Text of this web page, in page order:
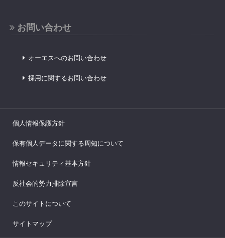
お問い合わせ
オーエスへのお問い合わせ
採用に関するお問い合わせ
個人情報保護方針
保有個人データに関する周知について
情報セキュリティ基本方針
反社会的勢力排除宣言
このサイトについて
サイトマップ